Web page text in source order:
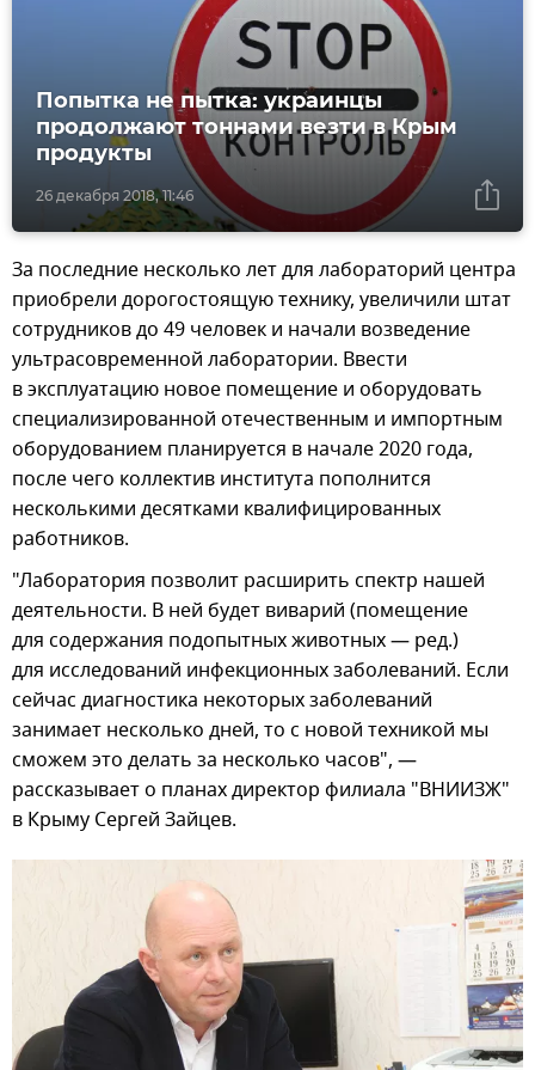
26 декабря 2018, 11:46
Попытка не пытка: украинцы
продолжают тоннами везти в Крым
продукты
За последние несколько лет для лабораторий центра
приобрели дорогостоящую технику, увеличили штат
сотрудников до 49 человек и начали возведение
ультрасовременной лаборатории. Ввести
в эксплуатацию новое помещение и оборудовать
специализированной отечественным и импортным
оборудованием планируется в начале 2020 года,
после чего коллектив института пополнится
несколькими десятками квалифицированных
работников.
"Лаборатория позволит расширить спектр нашей
деятельности. В ней будет виварий (помещение
для содержания подопытных животных — ред.)
для исследований инфекционных заболеваний. Если
сейчас диагностика некоторых заболеваний
занимает несколько дней, то с новой техникой мы
сможем это делать за несколько часов", —
рассказывает о планах директор филиала "ВНИИЗЖ"
в Крыму Сергей Зайцев.